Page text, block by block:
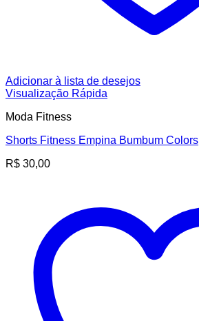
Adicionar à lista de desejos
Visualização Rápida
Moda Fitness
Shorts Fitness Empina Bumbum Colors
R$ 30,00